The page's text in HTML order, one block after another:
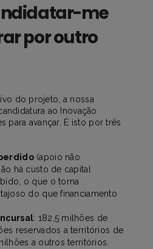
me
por outro
do projeto, a nossa
ao Inovação
para avançar. E isto por três
(apoio não
há custo de capital
o que o torna
do que financiamento
: 182,5 milhões de
reservados a territórios de
a outros territórios.